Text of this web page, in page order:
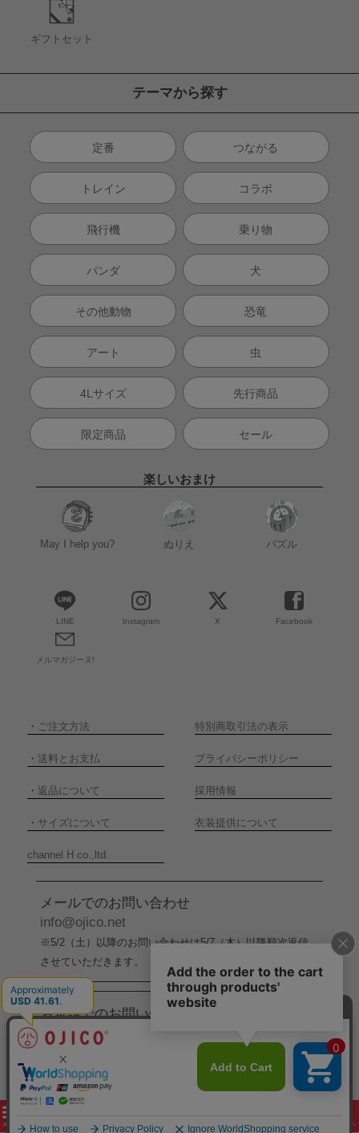
ギフトセット
テーマから探す
定番 つながる
トレイン コラボ
飛行機 乗り物
パンダ 犬
その他動物 恐竜
アート 虫
4Lサイズ 先行商品
限定商品 セール
楽しいおまけ
May I help you? ぬりえ パズル
LINE Instagram X Facebook
メルマガジーヌ!
・ ご注文方法 特別商取引法の表示
・ 送料とお支払 プライバシーポリシー
・ 返品について 採用情報
・ サイズについて 衣装提供について
channel H co.,ltd.
メールでのお問い合わせ
info@ojico.net
※5/2（土）以降のお問い合わせは5/7（木）以降順次返信
させていただきます。
お電話でのお問い合わせ
076-246-5050
※5/2（土）から5/6（水）までの間はお電話でのお問い合
わせ受付をお休みさせていただきます。